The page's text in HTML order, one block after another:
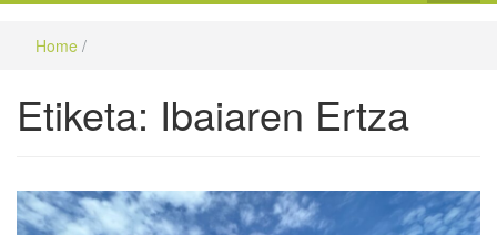
Home /
Etiketa: Ibaiaren Ertza